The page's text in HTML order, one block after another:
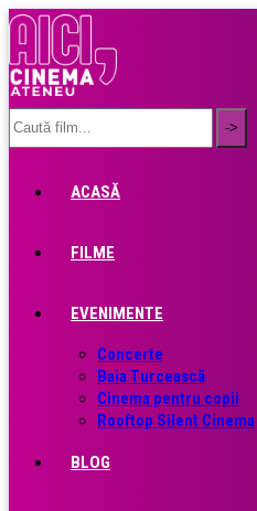
ACASĂ
FILME
EVENIMENTE
Concerte
Baia Turcească
Cinema pentru copii
Rooftop Silent Cinema
BLOG